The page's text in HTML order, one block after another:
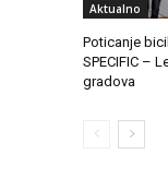
Aktualno
Poticanje
SPECIFIC –
gradova